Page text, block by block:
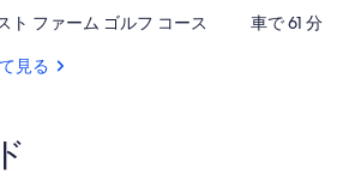
ト ファーム ゴルフ コース
‪車で 61 分‬
見る